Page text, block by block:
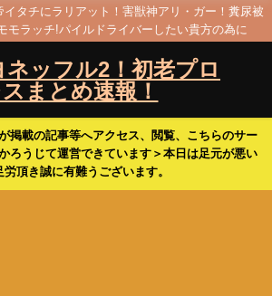
タチにラリアット！害獣神アリ・ガー！糞尿被
モラッチ!パイルドライバーしたい貴方の為に
ネッフル2！初老プロ
まとめ速報！
掲載の記事等へアクセス、閲覧、こちらのサー
ろうじて運営できています＞本日は足元が悪い
労頂き誠に有難うございます。